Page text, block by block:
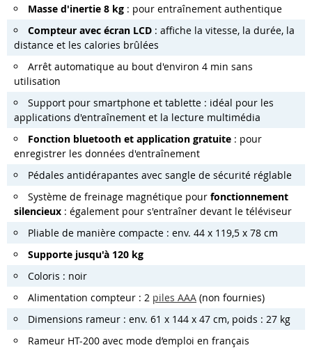
Masse d'inertie 8 kg : pour entraînement authentique
Compteur avec écran LCD : affiche la vitesse, la durée, la
distance et les calories brûlées
Arrêt automatique au bout d'environ 4 min sans
utilisation
Support pour smartphone et tablette : idéal pour les
applications d'entraînement et la lecture multimédia
Fonction bluetooth et application gratuite : pour
enregistrer les données d'entraînement
Pédales antidérapantes avec sangle de sécurité réglable
Système de freinage magnétique pour fonctionnement
silencieux : également pour s'entraîner devant le téléviseur
Pliable de manière compacte : env. 44 x 119,5 x 78 cm
Supporte jusqu'à 120 kg
Coloris : noir
Alimentation compteur : 2 piles AAA (non fournies)
Dimensions rameur : env. 61 x 144 x 47 cm, poids : 27 kg
Rameur HT-200 avec mode d’emploi en français